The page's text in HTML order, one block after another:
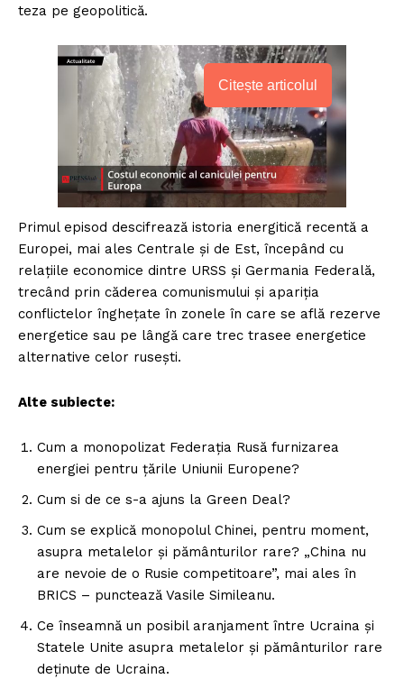
teza pe geopolitică.
Citește articolul
Primul episod descifrează istoria energitică recentă a
Europei, mai ales Centrale și de Est, începând cu
relațiile economice dintre URSS și Germania Federală,
trecând prin căderea comunismului și apariția
conflictelor înghețate în zonele în care se află rezerve
energetice sau pe lângă care trec trasee energetice
alternative celor rusești.
Alte subiecte:
Cum a monopolizat Federația Rusă furnizarea
energiei pentru țările Uniunii Europene?
Cum si de ce s-a ajuns la Green Deal?
Cum se explică monopolul Chinei, pentru moment,
asupra metalelor și pământurilor rare? „China nu
are nevoie de o Rusie competitoare”, mai ales în
BRICS – punctează Vasile Simileanu.
Ce înseamnă un posibil aranjament între Ucraina și
Statele Unite asupra metalelor și pământurilor rare
deținute de Ucraina.